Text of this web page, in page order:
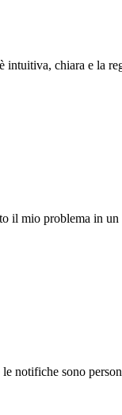
chiara e la
il mio problema in un
notifiche sono